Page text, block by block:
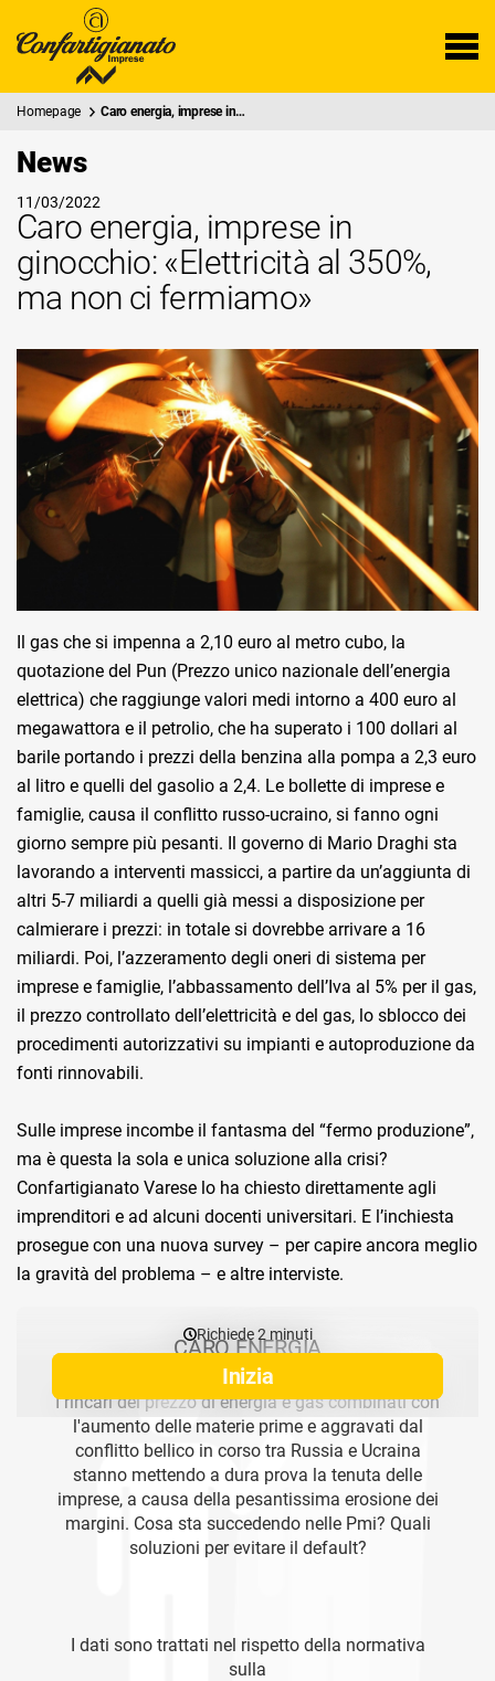
Homepage Caro energia, imprese in…
News
11/03/2022
Caro energia, imprese in
ginocchio: «Elettricità al 350%,
ma non ci fermiamo»
Il gas che si impenna a 2,10 euro al metro cubo, la
quotazione del Pun (Prezzo unico nazionale dell’energia
elettrica) che raggiunge valori medi intorno a 400 euro al
megawattora e il petrolio, che ha superato i 100 dollari al
barile portando i prezzi della benzina alla pompa a 2,3 euro
al litro e quelli del gasolio a 2,4. Le bollette di imprese e
famiglie, causa il conflitto russo-ucraino, si fanno ogni
giorno sempre più pesanti. Il governo di Mario Draghi sta
lavorando a interventi massicci, a partire da un’aggiunta di
altri 5-7 miliardi a quelli già messi a disposizione per
calmierare i prezzi: in totale si dovrebbe arrivare a 16
miliardi. Poi, l’azzeramento degli oneri di sistema per
imprese e famiglie, l’abbassamento dell’Iva al 5% per il gas,
il prezzo controllato dell’elettricità e del gas, lo sblocco dei
procedimenti autorizzativi su impianti e autoproduzione da
fonti rinnovabili.
Sulle imprese incombe il fantasma del “fermo produzione”,
ma è questa la sola e unica soluzione alla crisi?
Confartigianato Varese lo ha chiesto direttamente agli
imprenditori e ad alcuni docenti universitari. E l’inchiesta
prosegue con una nuova survey – per capire ancora meglio
la gravità del problema – e altre interviste.